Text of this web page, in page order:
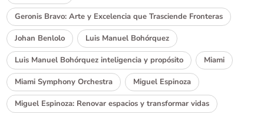
Geronis Bravo: Arte y Excelencia que Trasciende Fronteras
Johan Benlolo Luis Manuel Bohórquez
Luis Manuel Bohórquez inteligencia y propósito Miami
Miami Symphony Orchestra Miguel Espinoza
Miguel Espinoza: Renovar espacios y transformar vidas